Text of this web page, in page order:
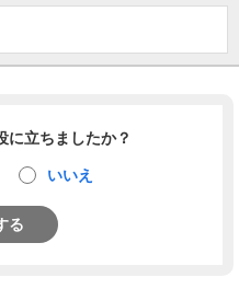
に立ちましたか？
いいえ
る